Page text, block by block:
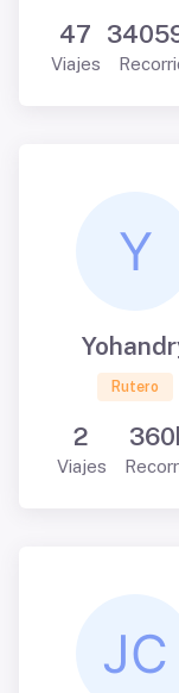
47
Viajes
Rutero
2
Viajes